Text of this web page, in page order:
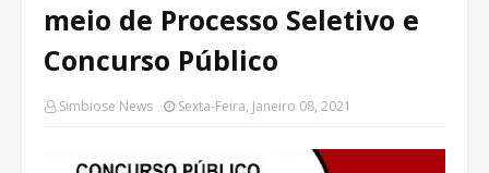
meio de Processo Seletivo e
Concurso Público
Simbiose News Sexta-Feira, Janeiro 08, 2021